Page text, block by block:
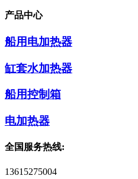
产品中心
船用电加热器
缸套水加热器
船用控制箱
电加热器
全国服务热线:
13615275004